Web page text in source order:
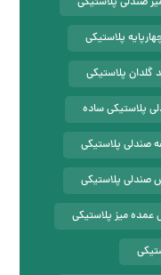
پلاستیکی
گلدان پلاستیکی
پلاستیکی ساده
صندلی پلاستیکی
صندلی پلاستیکی
میز پلاستیکی